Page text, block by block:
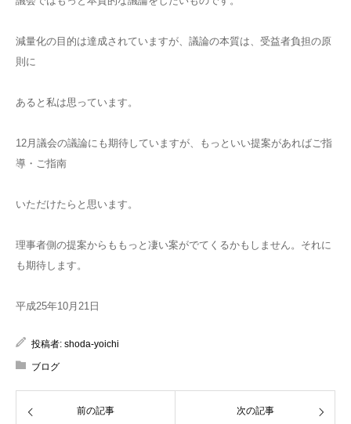
減量化の目的は達成されていますが、議論の本質は、受益者負担の原
則に
あると私は思っています。
12月議会の議論にも期待していますが、もっといい提案があればご指
導・ご指南
いただけたらと思います。
理事者側の提案からももっと凄い案がでてくるかもしません。それに
も期待します。
平成25年10月21日
投稿者: shoda-yoichi
ブログ
前の記事 次の記事